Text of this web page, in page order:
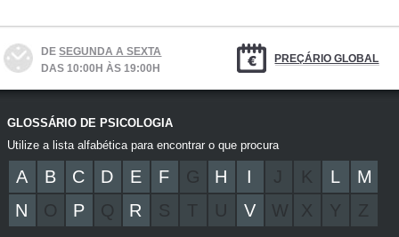
DESEGUNDA A SEXTA
DAS 10:00H ÀS 19:00H
PREÇÁRIO GLOBAL
GLOSSÁRIO DE PSICOLOGIA
Utilize a lista alfabética para encontrar o que procura
A B C D E F G H I K L
M
N
O P Q R S V W X Y Z